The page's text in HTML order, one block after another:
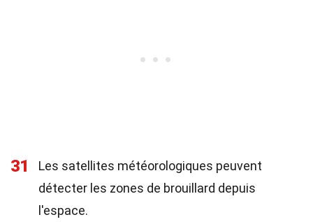
31
Les satellites météorologiques peuvent
détecter les zones de brouillard depuis
l'espace.